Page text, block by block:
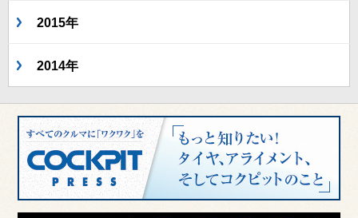
2015年
2014年